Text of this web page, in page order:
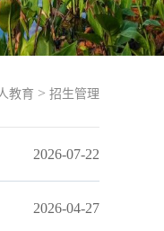
教育 > 招生管理
2026-07-22
2026-04-27